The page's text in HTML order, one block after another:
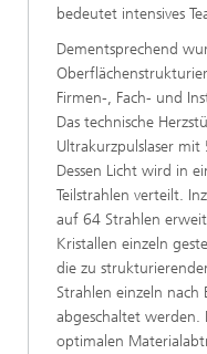
bedeutet intensives
Dementsprechend
Firmen-, Fach- und
Das technische
Ultrakurzpulslaser
Dessen Licht wird in
Teilstrahlen verteilt.
auf 64 Strahlen
Kristallen einzeln
die zu
Strahlen einzeln nach
abgeschaltet werden.
optimalen